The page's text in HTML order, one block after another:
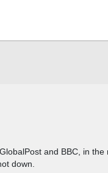
and BBC, in
down.